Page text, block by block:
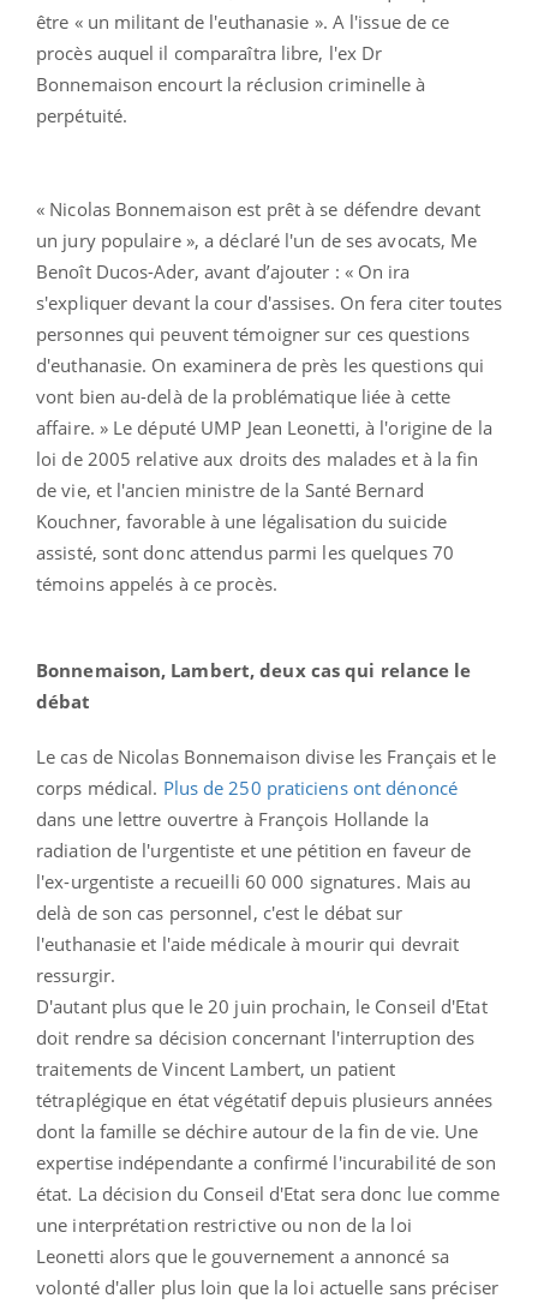
être « un militant de l'euthanasie ». A l'issue de ce
procès auquel il comparaîtra libre, l'ex Dr
Bonnemaison encourt la réclusion criminelle à
perpétuité.
« Nicolas Bonnemaison est prêt à se défendre devant
un jury populaire », a déclaré l'un de ses avocats, Me
Benoît Ducos-Ader, avant d’ajouter : « On ira
s'expliquer devant la cour d'assises. On fera citer toutes
personnes qui peuvent témoigner sur ces questions
d'euthanasie. On examinera de près les questions qui
vont bien au-delà de la problématique liée à cette
affaire. » Le député UMP Jean Leonetti, à l'origine de la
loi de 2005 relative aux droits des malades et à la fin
de vie, et l'ancien ministre de la Santé Bernard
Kouchner, favorable à une légalisation du suicide
assisté, sont donc attendus parmi les quelques 70
témoins appelés à ce procès.
Bonnemaison, Lambert, deux cas qui relance le
débat
Le cas de Nicolas Bonnemaison divise les Français et le
corps médical. Plus de 250 praticiens ont dénoncé
dans une lettre ouvertre à François Hollande la
radiation de l'urgentiste et une pétition en faveur de
l'ex-urgentiste a recueilli 60 000 signatures. Mais au
delà de son cas personnel, c'est le débat sur
l'euthanasie et l'aide médicale à mourir qui devrait
ressurgir.
D'autant plus que le 20 juin prochain, le Conseil d'Etat
doit rendre sa décision concernant l'interruption des
traitements de Vincent Lambert, un patient
tétraplégique en état végétatif depuis plusieurs années
dont la famille se déchire autour de la fin de vie. Une
expertise indépendante a confirmé l'incurabilité de son
état. La décision du Conseil d'Etat sera donc lue comme
une interprétation restrictive ou non de la loi
Leonetti alors que le gouvernement a annoncé sa
volonté d'aller plus loin que la loi actuelle sans préciser